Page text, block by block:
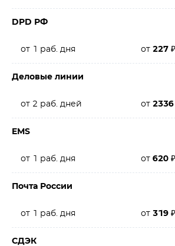
DPD РФ
от 1 раб. дня от 227 ₽
Деловые линии
от 2 раб. дней от 2336
EMS
от 1 раб. дня от 620 ₽
Почта России
от 1 раб. дня от 319 ₽
СДЭК